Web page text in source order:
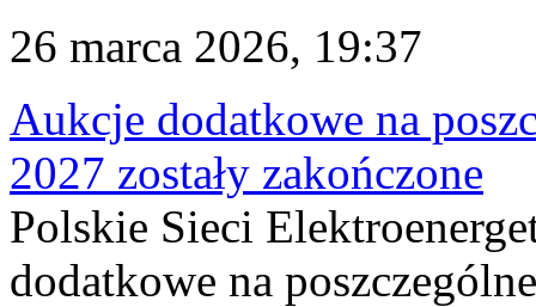
26 marca 2026, 19:37
Aukcje dodatkowe na
2027 zostały zakończone
Polskie Sieci
dodatkowe na